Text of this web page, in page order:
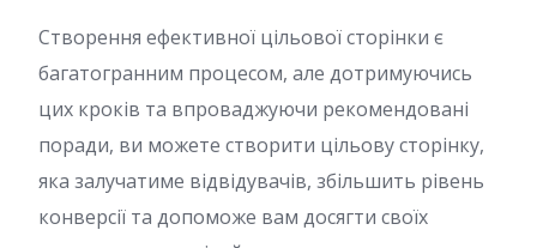
Створення ефективної цільової сторінки є
багатогранним процесом, але дотримуючись
цих кроків та впроваджуючи рекомендовані
поради, ви можете створити цільову сторінку,
яка залучатиме відвідувачів, збільшить рівень
конверсії та допоможе вам досягти своїх